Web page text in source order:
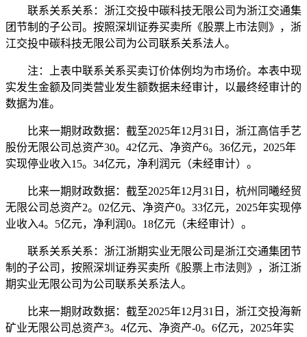
联系关系关系：浙江交投中碳科技无限公司为浙江交通集
团节制的子公司。按照深圳证券买卖所《股票上市法则》，浙
江交投中碳科技无限公司为公司联系关系法人。
注：上表中联系关系买卖订价体例均为市场价。本表中现
实发生金额及同类营业发生额数据未经审计，以最终经审计的
数据为准。
比来一期财政数据：截至2025年12月31日，浙江高信手艺
股份无限公司总资产30。42亿元、净资产6。36亿元，2025年
实现停业收入15。34亿元，净利润元（未经审计）。
比来一期财政数据：截至2025年12月31日，杭州同曦经贸
无限公司总资产2。02亿元、净资产0。33亿元，2025年实现停
业收入4。5亿元，净利润0。18亿元（未经审计）。
联系关系关系：浙江浙期实业无限公司是浙江交通集团节
制的子公司，按照深圳证券买卖所《股票上市法则》，浙江浙
期实业无限公司为公司联系关系法人。
比来一期财政数据：截至2025年12月31日，浙江交投海新
矿业无限公司总资产3。4亿元、净资产-0。6亿元，2025年实